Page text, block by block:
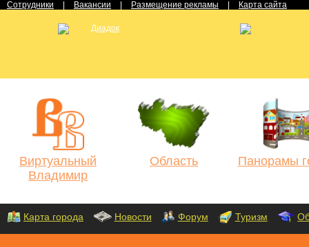
Сотрудники Вакансии Размещение рекламы Карта сайта
Виртуальный
Владимир
Область Панорамы
Карта города Новости Форум Туризм